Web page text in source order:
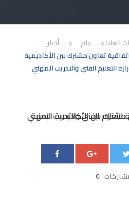
العليا > عام >
أخبار
تعاون مشترك بين الأكاديمية
التعليم الفني والتدريب المهني
0